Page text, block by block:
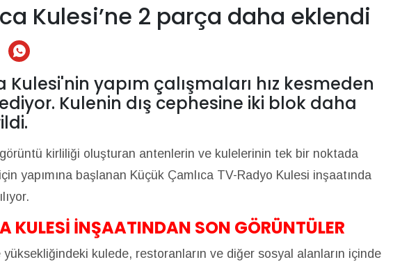
Kulesi’ne 2 parça daha eklendi
Kulesi'nin yapım çalışmaları hız kesmeden
Kulenin dış cephesine iki blok daha
kirliliği oluşturan antenlerin ve kulelerinin tek bir noktada
yapımına başlanan Küçük Çamlıca TV-Radyo Kulesi inşaatında
KULESİ İNŞAATINDAN SON GÖRÜNTÜLER
kulede, restoranların ve diğer sosyal alanların içinde